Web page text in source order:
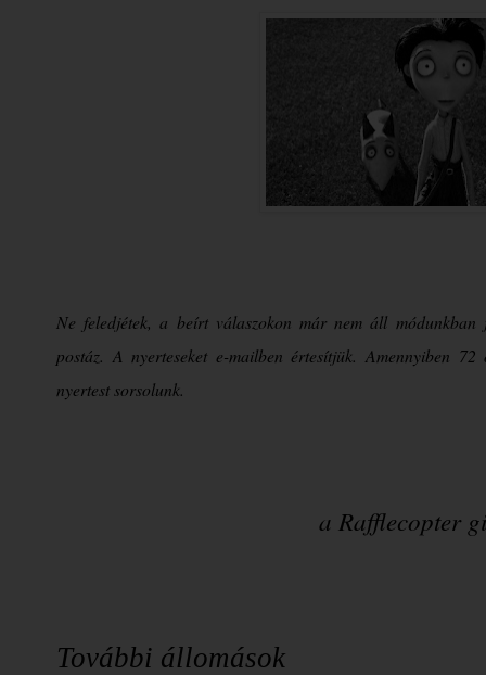
Ne feledjétek, a beírt válaszokon már nem áll
postáz. A nyerteseket e-mailben értesítjük. Amennyiben
nyertest sorsolunk.
a Rafflecopter
További állomások